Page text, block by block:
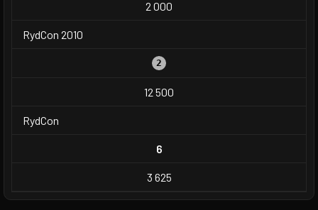
2 000
RydCon 2010
2
12 500
RydCon
6
3 625